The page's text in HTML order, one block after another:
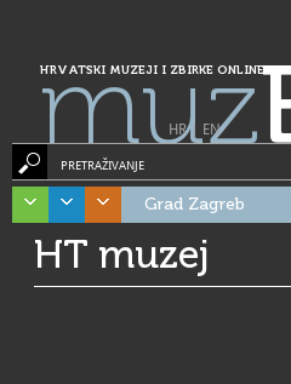
HRVATSKI MUZEJI I ZBIRKE ONLINE
muz
HR| EN
PRETRAŽIVANJE
Grad Zagreb
HT muzej